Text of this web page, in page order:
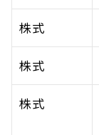
株式
株式
株式